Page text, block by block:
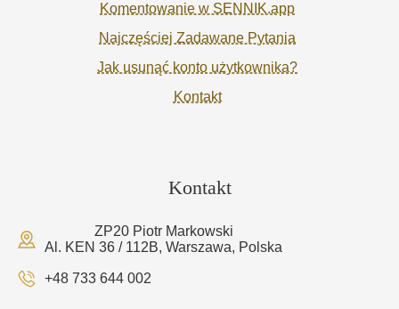
Komentowanie w SENNIK.app
Najczęściej Zadawane Pytania
Jak usunąć konto użytkownika?
Kontakt
Kontakt
ZP20 Piotr Markowski
Al. KEN 36 / 112B, Warszawa, Polska
+48 733 644 002